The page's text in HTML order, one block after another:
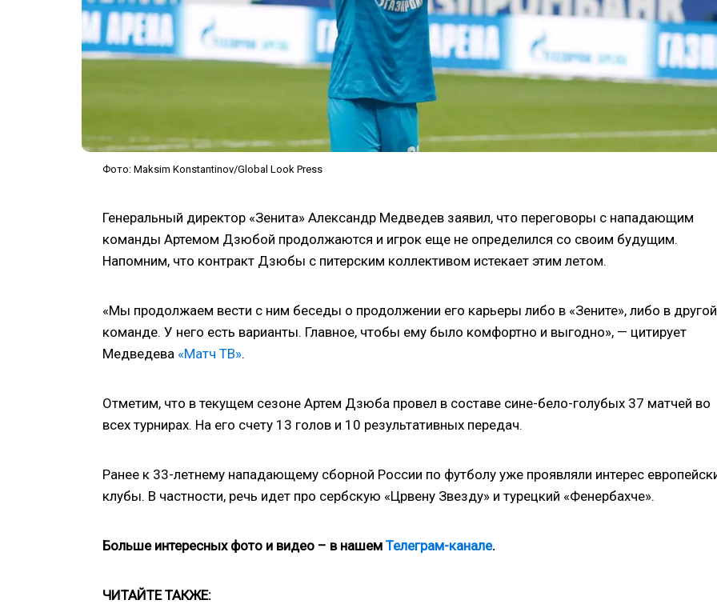
Фото: Maksim Konstantinov/Global Look Press
Генеральный директор «Зенита» Александр Медведев заявил, что переговоры с нападающим
команды Артемом Дзюбой продолжаются и игрок еще не определился со своим будущим.
Напомним, что контракт Дзюбы с питерским коллективом истекает этим летом.
«Мы продолжаем вести с ним беседы о продолжении его карьеры либо в «Зените», либо в другой
команде. У него есть варианты. Главное, чтобы ему было комфортно и выгодно», — цитирует
Медведева «Матч ТВ».
Отметим, что в текущем сезоне Артем Дзюба провел в составе сине-бело-голубых 37 матчей во
всех турнирах. На его счету 13 голов и 10 результативных передач.
Ранее к 33-летнему нападающему сборной России по футболу уже проявляли интерес
клубы. В частности, речь идет про сербскую «Црвену Звезду» и турецкий «Фенербахче».
Больше интересных фото и видео – в нашем Телеграм-канале.
ЧИТАЙТЕ ТАКЖЕ: